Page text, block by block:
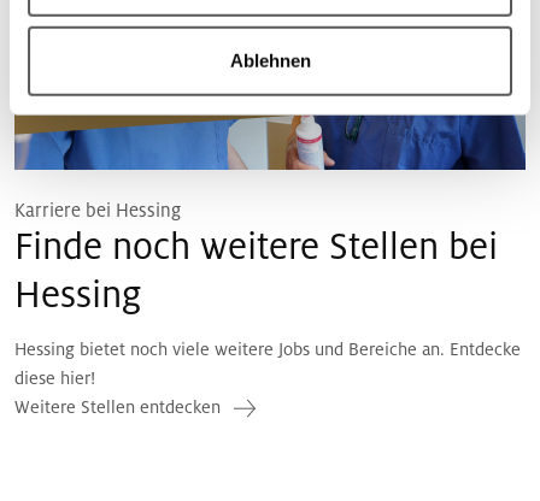
Ablehnen
Karriere bei Hessing
Finde noch weitere Stellen bei
Hessing
Hessing bietet noch viele weitere Jobs und Bereiche an. Entdecke
diese hier!
Weitere Stellen entdecken